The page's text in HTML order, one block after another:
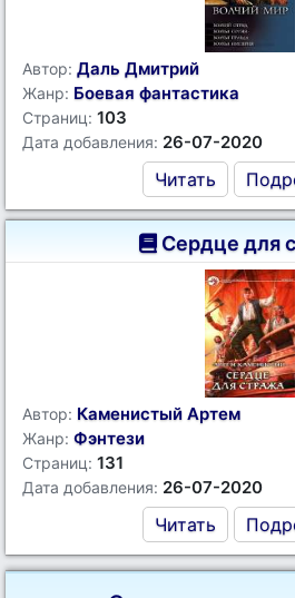
Автор: Даль Дмитрий
Жанр: Боевая фантастика
Страниц: 103
Дата добавления: 26-07-2020
Читать
Сердце для
Автор: Каменистый Артем
Жанр: Фэнтези
Страниц: 131
Дата добавления: 26-07-2020
Читать